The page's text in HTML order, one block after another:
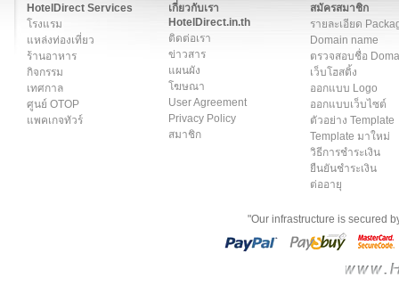
HotelDirect Services
โรงแรม
แหล่งท่องเที่ยว
ร้านอาหาร
กิจกรรม
เทศกาล
ศูนย์ OTOP
แพคเกจทัวร์
เกี่ยวกับเรา
HotelDirect.in.th
ติดต่อเรา
ข่าวสาร
แผนผัง
โฆษณา
User Agreement
Privacy Policy
สมาชิก
สมัครสมาชิก
รายละเอียด
Domain name
ตรวจสอบชื่อ
เว็บโฮสติ้ง
ออกแบบ Logo
ออกแบบเว็บไซต์
ตัวอย่าง Template
Template มาใหม่
วิธีการชำระเงิน
ยืนยันชำระเงิน
ต่ออายุ
"Our infrastructure is secured